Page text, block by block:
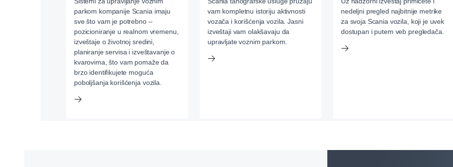
parkom kompanije Scania imaju
sve što vam je potrebno –
pozicioniranje u realnom vremenu,
izveštaje o životnoj sredini,
planiranje servisa i izveštavanje o
kvarovima, što vam pomaže da
brzo identifikujete moguća
poboljšanja korišćenja vozila.
vam kompletnu istoriju aktivnosti
vozača i korišćenja vozila. Jasni
izveštaji vam olakšavaju da
upravljate voznim parkom.
nedeljni pregled najbitnije metrike
za svoja Scania vozila, koji je uvek
dostupan i putem veb pregledača.